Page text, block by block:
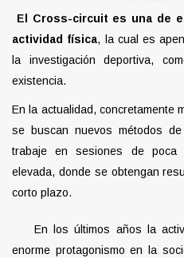
El Cross-circuit es una de
actividad física, la cual es
la investigación deportiva,
existencia.
En la actualidad, concretamente
se buscan nuevos métodos
trabaje en sesiones de poca
elevada, donde se obtengan
corto plazo.
En los últimos años la
enorme protagonismo en la